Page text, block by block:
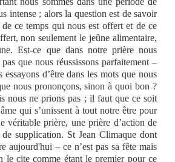
intense ; alors la question est de savoir
ce temps qui nous est offert et de ce
non seulement le jeûne alimentaire,
Est-ce que dans notre prière nous
que nous réussissons parfaitement –
essayons d’être dans les mots que nous
nous prononçons, sinon à quoi bon ?
nous ne prions pas ; il faut que ce soit
qui s’unissent à tout notre être pour
véritable prière, une prière d’action de
supplication. St Jean Climaque dont
aujourd'hui – ce n’est pas sa fête mais
le cite comme étant le premier pour ce